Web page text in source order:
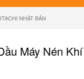
NHẬT BẢN
Máy Nén